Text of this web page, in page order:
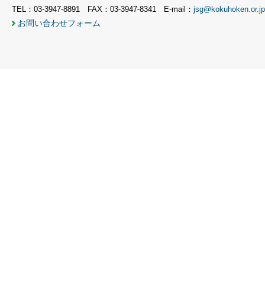
TEL：03-3947-8891 FAX：03-3947-8341 E-mail： jsg@kokuhoken.or.jp
お問い合わせフォーム